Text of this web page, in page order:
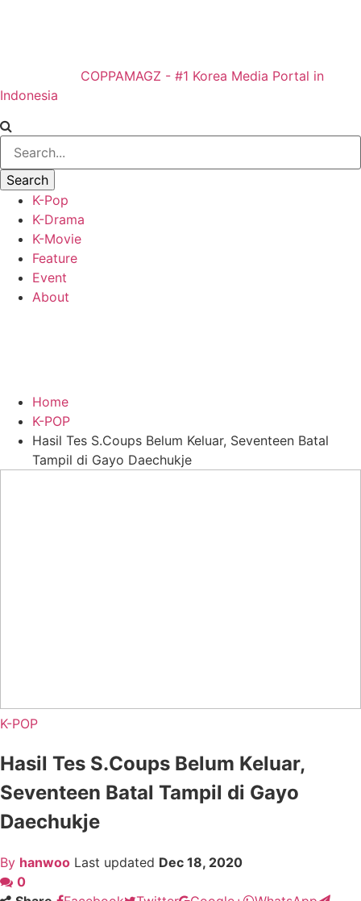
COPPAMAGZ - #1 Korea Media Portal in
Indonesia
K-Pop
K-Drama
K-Movie
Feature
Event
About
Home
K-POP
Hasil Tes S.Coups Belum Keluar, Seventeen Batal
Tampil di Gayo Daechukje
K-POP
Hasil Tes S.Coups Belum Keluar,
Seventeen Batal Tampil di Gayo
Daechukje
By hanwoo Last updated Dec 18, 2020
0